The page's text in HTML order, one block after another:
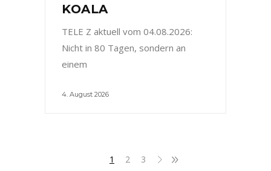
KOALA
TELE Z aktuell vom 04.08.2026:
Nicht in 80 Tagen, sondern an
einem
4. August 2026
1 2 3